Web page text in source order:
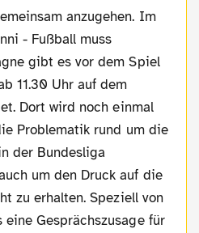
- Fußball muss
gibt es vor dem Spiel
11.30 Uhr auf dem
Dort wird noch einmal
Problematik rund um die
der Bundesliga
um den Druck auf die
zu erhalten. Speziell von
Gesprächszusage für